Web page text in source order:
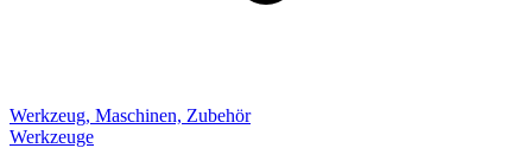
Werkzeug, Maschinen, Zubehör
Werkzeuge